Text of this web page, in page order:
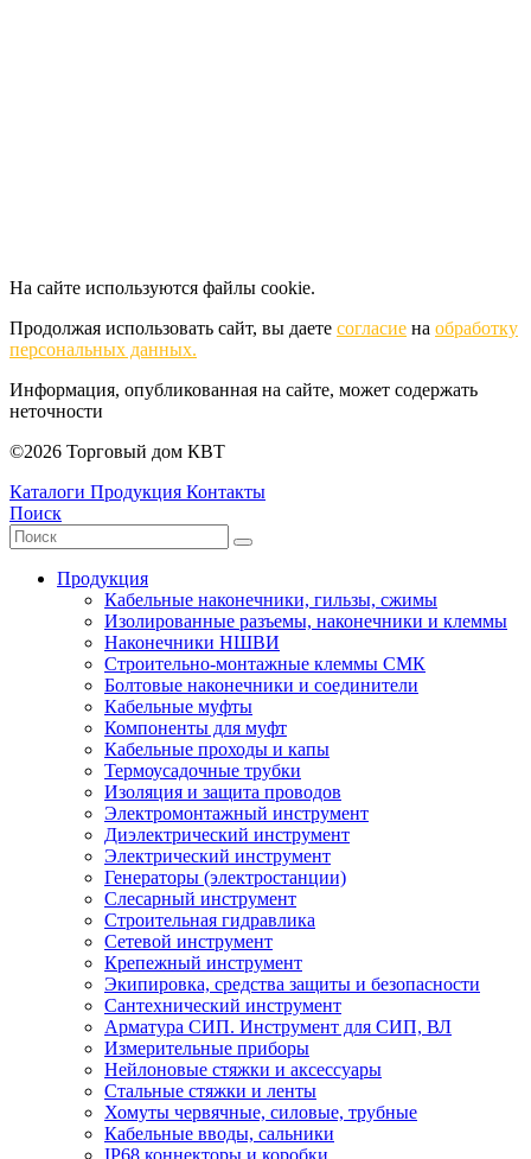
На сайте используются файлы cookie.
Продолжая использовать сайт, вы даете согласие на обработку
персональных данных.
Информация, опубликованная на сайте, может содержать
неточности
©2026 Торговый дом КВТ
Каталоги Продукция Контакты
Поиск
Продукция
Кабельные наконечники, гильзы, сжимы
Изолированные разъемы, наконечники и клеммы
Наконечники НШВИ
Строительно-монтажные клеммы СМК
Болтовые наконечники и соединители
Кабельные муфты
Компоненты для муфт
Кабельные проходы и капы
Термоусадочные трубки
Изоляция и защита проводов
Электромонтажный инструмент
Диэлектрический инструмент
Электрический инструмент
Генераторы (электростанции)
Слесарный инструмент
Строительная гидравлика
Сетевой инструмент
Крепежный инструмент
Экипировка, средства защиты и безопасности
Сантехнический инструмент
Арматура СИП. Инструмент для СИП, ВЛ
Измерительные приборы
Нейлоновые стяжки и аксессуары
Стальные стяжки и ленты
Хомуты червячные, силовые, трубные
Кабельные вводы, сальники